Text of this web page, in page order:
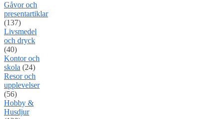
Gåvor och
presentartiklar
(137)
Livsmedel
och dryck
(40)
Kontor och
skola (24)
Resor och
upplevelser
(56)
Hobby &
Husdjur